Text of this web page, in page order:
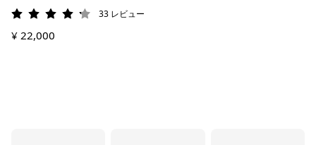
評価: 4.2 / 5
33 レビュー
¥ 22,000